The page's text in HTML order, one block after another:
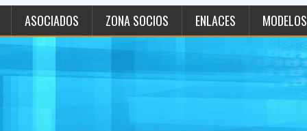
ASOCIADOS ZONA SOCIOS ENLACES MODELOS